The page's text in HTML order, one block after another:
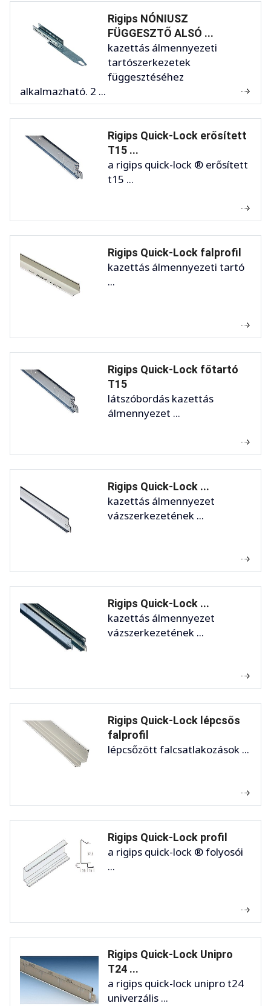
Rigips NÓNIUSZ
FÜGGESZTŐ ALSÓ ...
kazettás álmennyezeti
tartószerkezetek
függesztéséhez
alkalmazható. 2 ...
Rigips Quick-Lock erősített
T15 ...
a rigips quick-lock ® erősített
t15 ...
Rigips Quick-Lock falprofil
kazettás álmennyezeti tartó
...
Rigips Quick-Lock főtartó
T15
látszóbordás kazettás
álmennyezet ...
Rigips Quick-Lock ...
kazettás álmennyezet
vázszerkezetének ...
Rigips Quick-Lock ...
kazettás álmennyezet
vázszerkezetének ...
Rigips Quick-Lock lépcsős
falprofil
lépcsőzött falcsatlakozások ...
Rigips Quick-Lock profil
a rigips quick-lock ® folyosói
...
Rigips Quick-Lock Unipro
T24 ...
a rigips quick-lock unipro t24
univerzális ...